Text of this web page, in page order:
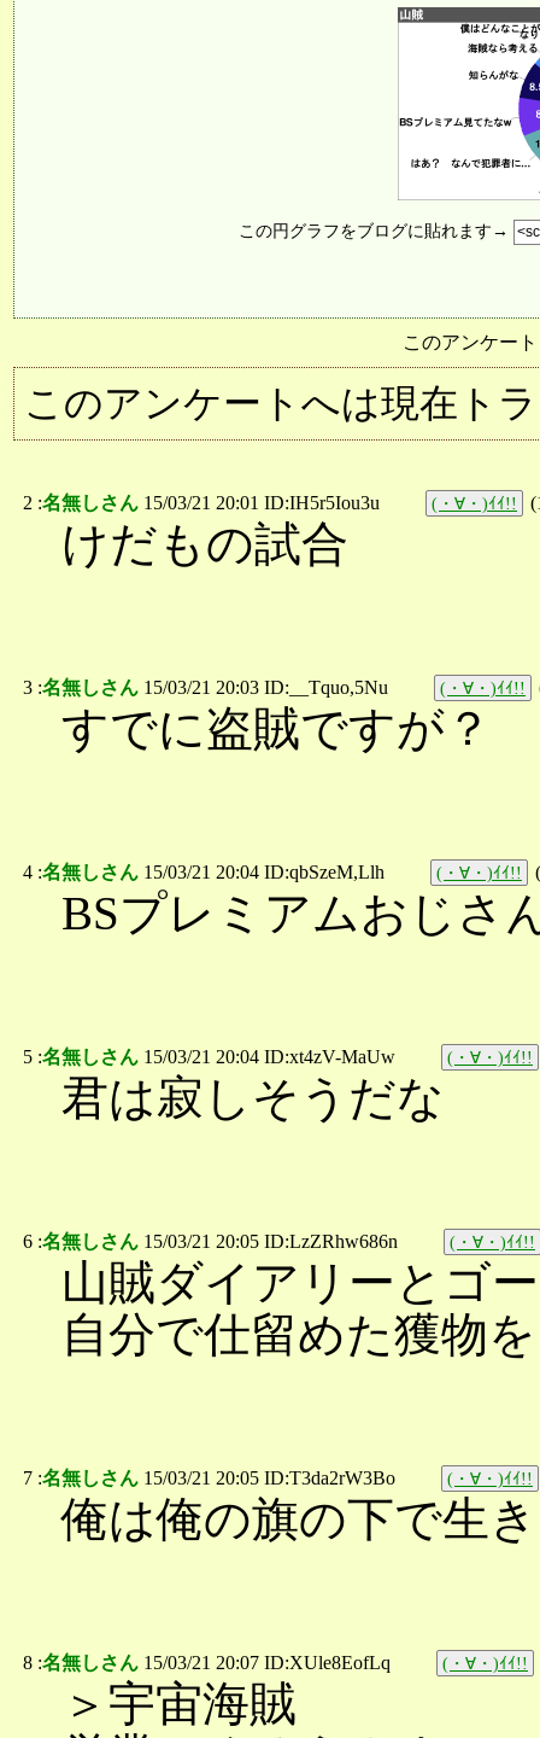
この円グラフをブログに貼れます→
このアンケー
このアンケートへは現在ト
2 :名無しさん 15/03/21 20:01 ID:IH5r5Iou3u (・∀・)ｲｲ!! (
けだもの試合
3 :名無しさん 15/03/21 20:03 ID:__Tquo,5Nu (・∀・)ｲｲ!!
すでに盗賊ですが？
4 :名無しさん 15/03/21 20:04 ID:qbSzeM,Llh (・∀・)ｲｲ!! (
BSプレミアムおじさ
5 :名無しさん 15/03/21 20:04 ID:xt4zV-MaUw (・∀・)ｲｲ!!
君は寂しそうだな
6 :名無しさん 15/03/21 20:05 ID:LzZRhw686n (・∀・)ｲｲ!!
山賊ダイアリーとゴ
自分で仕留めた獲物
7 :名無しさん 15/03/21 20:05 ID:T3da2rW3Bo (・∀・)ｲｲ!!
俺は俺の旗の下で生
8 :名無しさん 15/03/21 20:07 ID:XUle8EofLq (・∀・)ｲｲ!!
＞宇宙海賊